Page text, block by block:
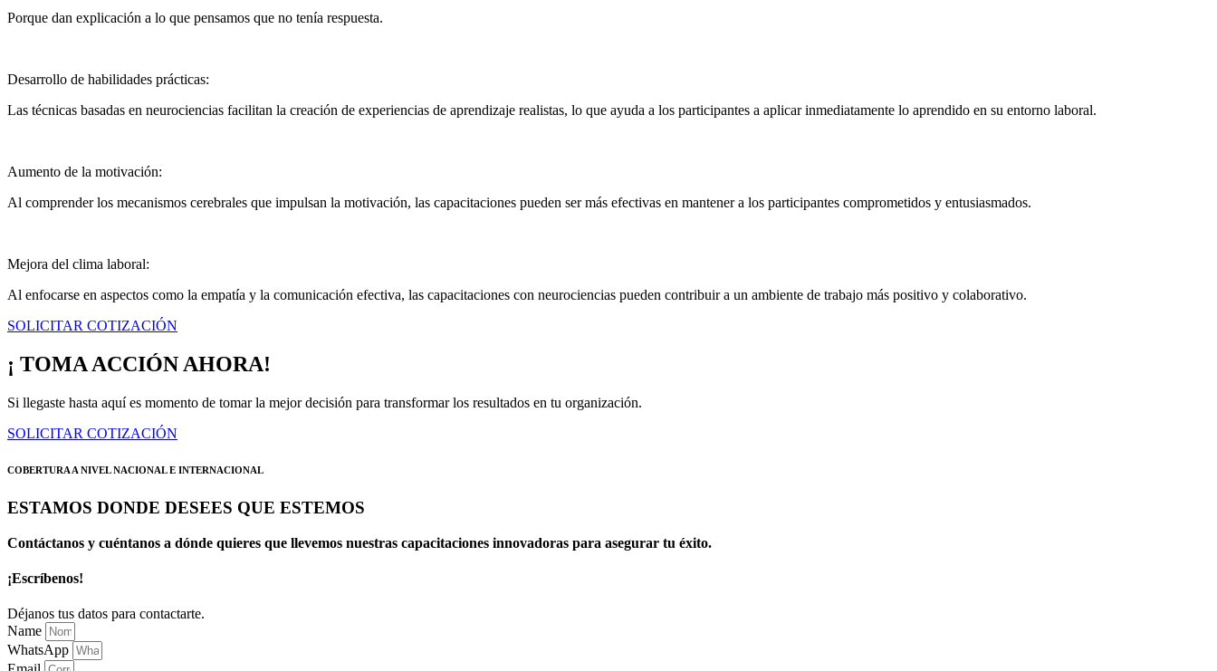
Porque dan explicación a lo que pensamos que no tenía respuesta.
Desarrollo de habilidades prácticas:
Las técnicas basadas en neurociencias facilitan la creación de experiencias de aprendizaje realistas, lo que ayuda a los participantes a aplicar inmediatamente lo aprendido en su entorno laboral.
Aumento de la motivación:
Al comprender los mecanismos cerebrales que impulsan la motivación, las capacitaciones pueden ser más efectivas en mantener a los participantes comprometidos y entusiasmados.
Mejora del clima laboral:
Al enfocarse en aspectos como la empatía y la comunicación efectiva, las capacitaciones con neurociencias pueden contribuir a un ambiente de trabajo más positivo y colaborativo.
SOLICITAR COTIZACIÓN
¡ TOMA ACCIÓN AHORA!
Si llegaste hasta aquí es momento de tomar la mejor decisión para transformar los resultados en tu organización.
SOLICITAR COTIZACIÓN
COBERTURA A NIVEL NACIONAL E INTERNACIONAL
ESTAMOS DONDE DESEES QUE ESTEMOS
Contáctanos y cuéntanos a dónde quieres que llevemos nuestras capacitaciones innovadoras para asegurar tu éxito.
¡Escríbenos!
Déjanos tus datos para contactarte.
Name
WhatsApp